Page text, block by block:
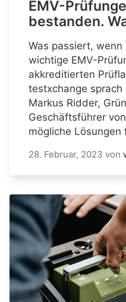
EMV-
bestanden.
Was passiert, wenn
wichtige EMV-
akkreditierten
testxchange sprach
Markus Ridder,
Geschäftsführer
mögliche Lösungen
28. Februar, 2023 von